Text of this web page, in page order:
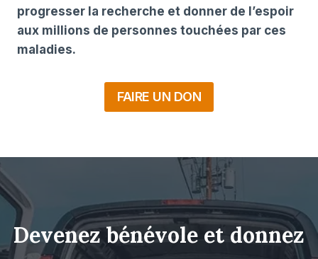
progresser la recherche et donner de l’espoir
aux millions de personnes touchées par ces
maladies.
FAIRE UN DON
Devenez bénévole et donnez